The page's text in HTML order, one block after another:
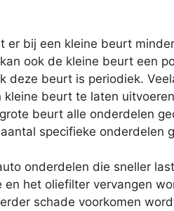
er bij een kleine beurt
ook de kleine beurt een
deze beurt is periodiek.
kleine beurt te laten
beurt alle onderdelen
specifieke onderdelen
onderdelen die sneller
het oliefilter vervangen
schade voorkomen